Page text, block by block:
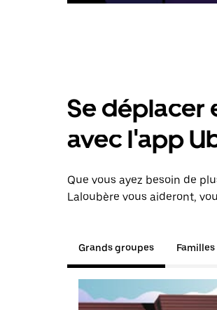
Se déplacer
avec l'app
Que vous ayez besoin de
Laloubère vous aideront,
Grands groupes Familles